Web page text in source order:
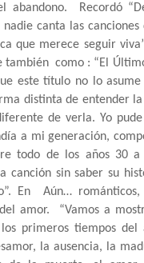
abandono. Recordó
canta las canciones
que merece seguir
como : “El
este título no lo
distinta de entender la
de verla. Yo
a mi generación,
todo de los años 30
canción sin saber su
En Aún…
amor. “Vamos a
primeros tiempos del
la ausencia, la